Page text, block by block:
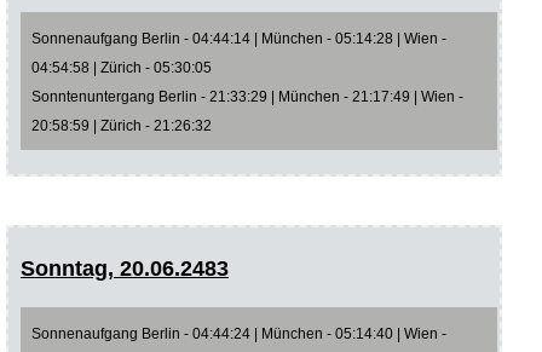
Sonnenaufgang Berlin - 04:44:14 | München - 05:14:28 | Wien -
04:54:58 | Zürich - 05:30:05
Sonntenuntergang Berlin - 21:33:29 | München - 21:17:49 | Wien -
20:58:59 | Zürich - 21:26:32
Sonntag, 20.06.2483
Sonnenaufgang Berlin - 04:44:24 | München - 05:14:40 | Wien -